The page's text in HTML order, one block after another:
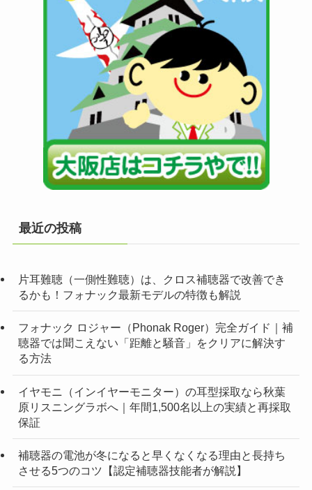
最近の投稿
片耳難聴（一側性難聴）は、クロス補聴器で改善でき
るかも！フォナック最新モデルの特徴も解説
フォナック ロジャー（Phonak Roger）完全ガイド｜補
聴器では聞こえない「距離と騒音」をクリアに解決す
る方法
イヤモニ（インイヤーモニター）の耳型採取なら秋葉
原リスニングラボへ｜年間1,500名以上の実績と再採取
保証
補聴器の電池が冬になると早くなくなる理由と長持ち
させる5つのコツ【認定補聴器技能者が解説】